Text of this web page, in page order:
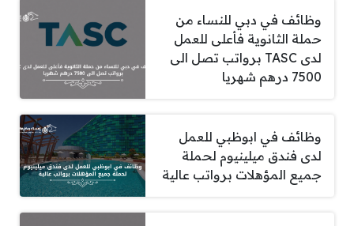
وظائف في دبي للنساء من
حملة الثانوية فأعلى للعمل
لدى TASC برواتب تصل الى
7500 درهم شهريا
وظائف في ابوظبي للعمل
لدى فندق ميلينيوم لحملة
جميع المؤهلات برواتب عالية